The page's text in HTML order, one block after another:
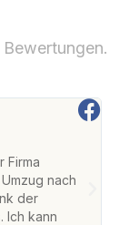
Firma
nach
der
Ich kann